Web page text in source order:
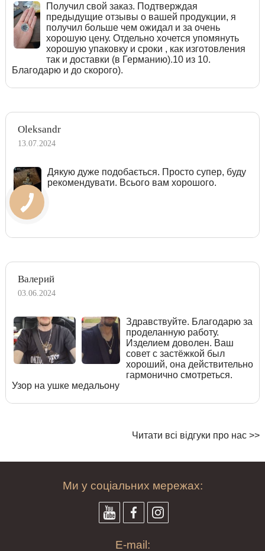
Получил свой заказ. Подтверждая
предыдущие отзывы о вашей продукции, я
получил больше чем ожидал и за очень
хорошую цену. Отдельно хочется упомянуть
хорошую упаковку и сроки , как изготовления
так и доставки (в Германию).10 из 10.
Благодарю и до скорого).
Oleksandr
13.07.2024
Дякую дуже подобається. Просто супер, буду
рекомендувати. Всього вам хорошого.
Валерий
03.06.2024
Здравствуйте. Благодарю за
проделанную работу.
Изделием доволен. Ваш
совет с застёжкой был
хороший, она действительно
гармонично смотреться.
Узор на ушке медальону
Читати всі відгуки про нас >>
Ми у соціальних мережах:
E-mail: